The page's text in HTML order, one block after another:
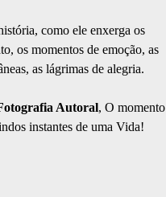
como ele enxerga os
os momentos de emoção, as
as lágrimas de alegria.
Autoral, O momento
instantes de uma Vida!